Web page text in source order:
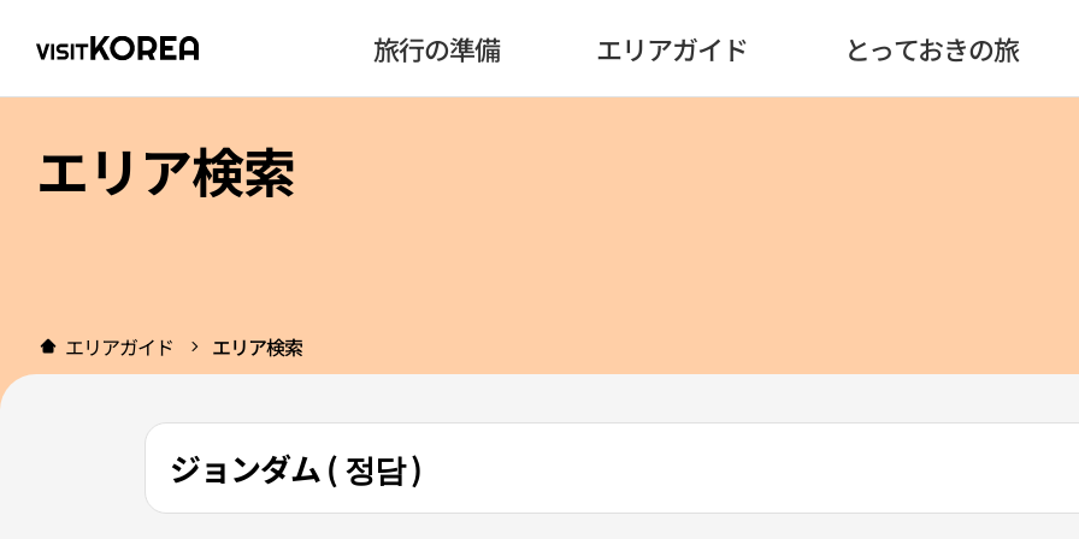
旅行の準備 エリアガイド とっておきの旅
エリア検索
エリアガイド エリア検索
ジョンダム ( 정담 )